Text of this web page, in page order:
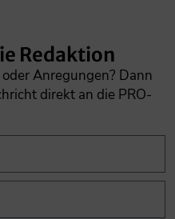
Redaktion
Anregungen? Dann
direkt an die PRO-